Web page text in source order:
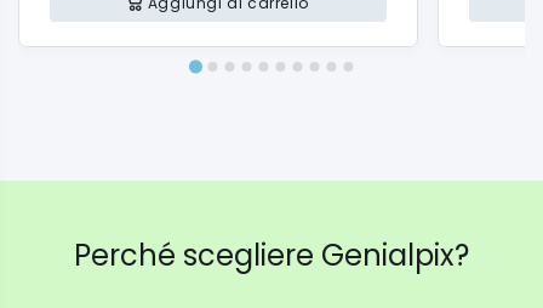
Capacità del contenitore fondi: 14 fondi.
netta del prodotto (cm) : 24
Profondità netta del prodotto (cm) : 36 Peso netto
Perché scegliere Genialpix?